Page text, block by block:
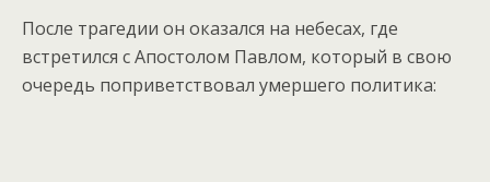
После трагедии он оказался на небесах, где
встретился с Апостолом Павлом, который в свою
очередь поприветствовал умершего политика: